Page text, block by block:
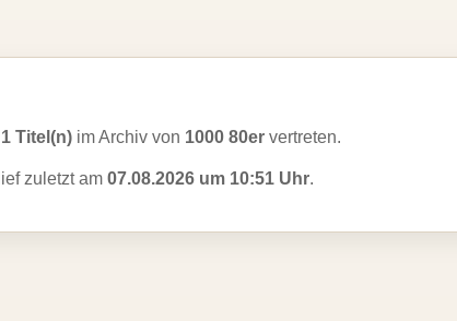
1 Titel(n) im Archiv von 1000 80er vertreten.
lief zuletzt am 07.08.2026 um 10:51 Uhr.